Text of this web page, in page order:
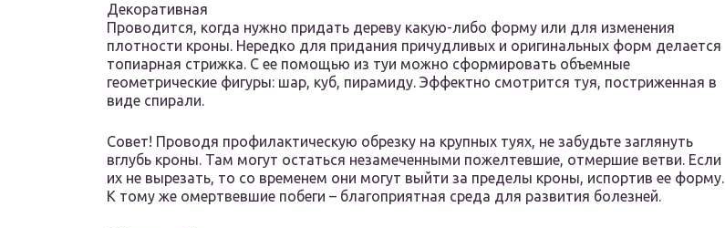
Декоративная
Проводится, когда нужно придать дереву какую-либо форму или для изменения
плотности кроны. Нередко для придания причудливых и оригинальных форм делается
топиарная стрижка. С ее помощью из туи можно сформировать объемные
геометрические фигуры: шар, куб, пирамиду. Эффектно смотрится туя, постриженная в
виде спирали.
Совет! Проводя профилактическую обрезку на крупных туях, не забудьте заглянуть
вглубь кроны. Там могут остаться незамеченными пожелтевшие, отмершие ветви. Если
их не вырезать, то со временем они могут выйти за пределы кроны, испортив ее форму.
К тому же омертвевшие побеги – благоприятная среда для развития болезней.